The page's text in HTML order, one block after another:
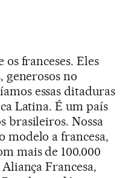
franceses. Eles
no
essas ditaduras
Latina. É um país
brasileiros. Nossa
modelo a francesa,
mais de 100.000
Francesa,